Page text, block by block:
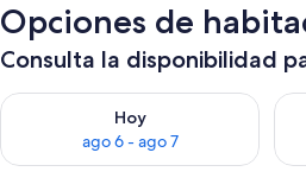
Opciones de
Consulta la disponibilidad
Hoy
ago 6 - ago 7
Consulta la disponibilidad para hoy